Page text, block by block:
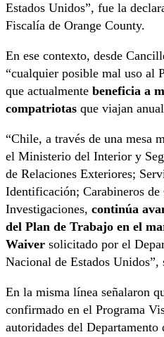
Estados Unidos”, fue la
Fiscalía de Orange County.
En ese contexto, desde
“cualquier posible mal uso al
que actualmente beneficia a
compatriotas que viajan
“Chile, a través de una mesa
el Ministerio del Interior y
de Relaciones Exteriores;
Identificación; Carabineros
Investigaciones, continúa
del Plan de Trabajo en el
Waiver solicitado por el
Nacional de Estados Unidos”,
En la misma línea señalaron
confirmado en el Programa
autoridades del